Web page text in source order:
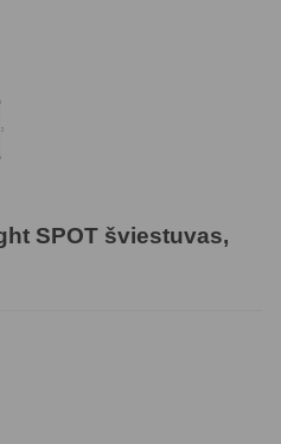
SPOT šviestuvas,